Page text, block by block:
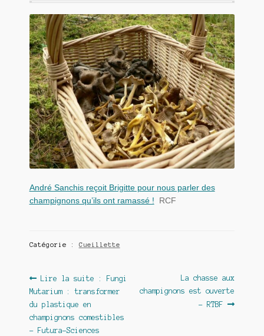
André Sanchis reçoit Brigitte pour nous parler des
champignons qu’ils ont ramassé !
RCF
Catégorie : Cueillette
Navigation
de
l’article
Article
précédent :
Lire la suite : Fungi
Mutarium : transformer
du plastique en
champignons comestibles
– Futura-Sciences
Article
suivant :
La chasse aux
champignons est ouverte
– RTBF